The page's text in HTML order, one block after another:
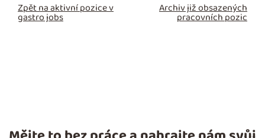
Zpět na aktivní pozice v
gastro jobs
Archiv již obsazených
pracovních pozic